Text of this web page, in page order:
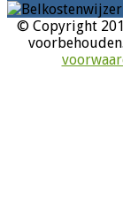
© Copyright